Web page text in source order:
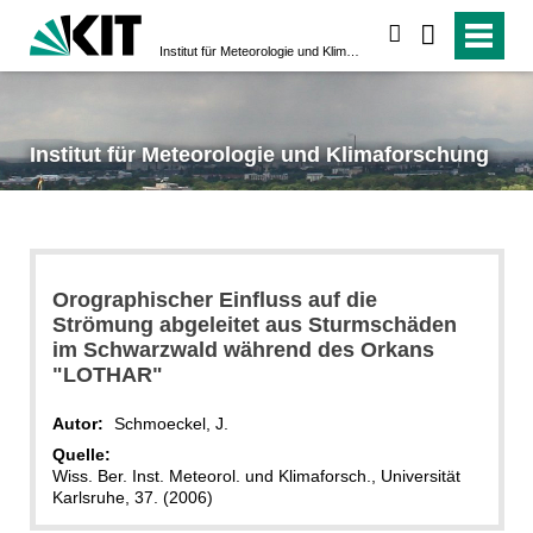
Institut für Meteorologie und Klimaforschung
Orographischer Einfluss auf die
Strömung abgeleitet aus Sturmschäden
im Schwarzwald während des Orkans
"LOTHAR"
Autor:
Schmoeckel, J.
Quelle:
Wiss. Ber. Inst. Meteorol. und Klimaforsch., Universität
Karlsruhe, 37. (2006)